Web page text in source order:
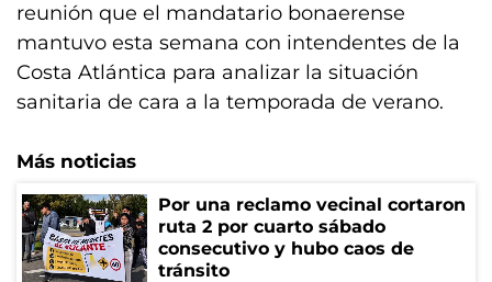
reunión que el mandatario bonaerense
mantuvo esta semana con intendentes de la
Costa Atlántica para analizar la situación
sanitaria de cara a la temporada de verano.
Más noticias
Por una reclamo vecinal cortaron
ruta 2 por cuarto sábado
consecutivo y hubo caos de
tránsito